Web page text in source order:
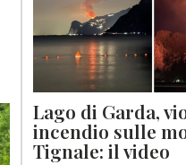
Lago di Garda,
incendio sulle
Tignale: il video